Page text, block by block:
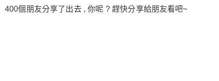
400個朋友分享了出去 , 你呢 ? 趕快分享給朋友看吧~